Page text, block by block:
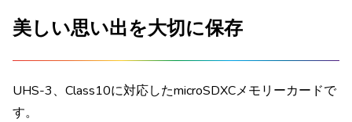
美しい思い出を大切に保存
UHS-3、Class10に対応したmicroSDXCメモリーカードで
す。